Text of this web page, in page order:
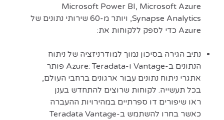
Microsoft Power BI, Microsoft Azure
Synapse Analytics, ויותר מ-60 שירותי נתונים של
Azure כדי לספק ללקוחות את:
נתיב הגירה בסיכון נמוך למודרניזציה של ניתוח
הנתונים ב-Vantage ו-Azure: Teradata פותר
אתגרי ניתוח נתונים עבור ארגונים ברחבי העולם,
בכל תעשייה. לקוחות שרוצים להתחדש בענן
ראו שיפורים דו ספרתיים במהירויות ההעברה
כאשר בחרו להשתמש ב-Teradata Vantage